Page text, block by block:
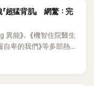
超猛背肌」 網驚：完
能》、《機智住院醫生
自卑的我們》等多部熱門
演技備受肯定，精緻